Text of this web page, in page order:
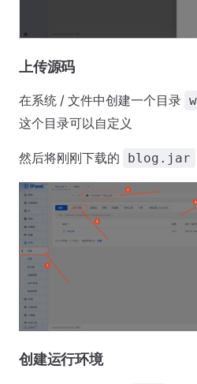
上传源码
在系统 / 文件中创建一个目录
这个目录可以自定义
然后将刚刚下载的 blog.jar
创建运行环境